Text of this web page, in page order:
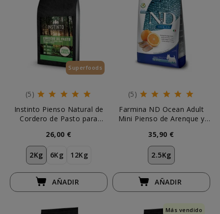
Superfoods
(5)
Instinto Pienso Natural de
Cordero de Pasto para
26,00 €
2Kg 6Kg 12Kg
AÑADIR
(5)
Farmina ND Ocean Adult
Mini Pienso de Arenque y
Pequeño
35,90 €
2.5Kg
AÑADIR
Más vendido